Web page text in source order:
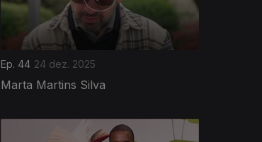
Ep. 44 24 dez. 2025
Marta Martins Silva